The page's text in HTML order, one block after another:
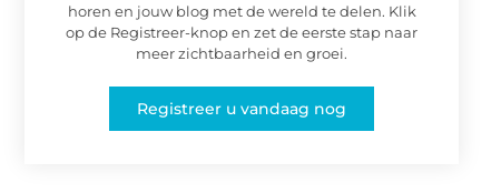
horen en jouw blog met de wereld te delen. Klik
op de Registreer-knop en zet de eerste stap naar
meer zichtbaarheid en groei.
Registreer u vandaag nog